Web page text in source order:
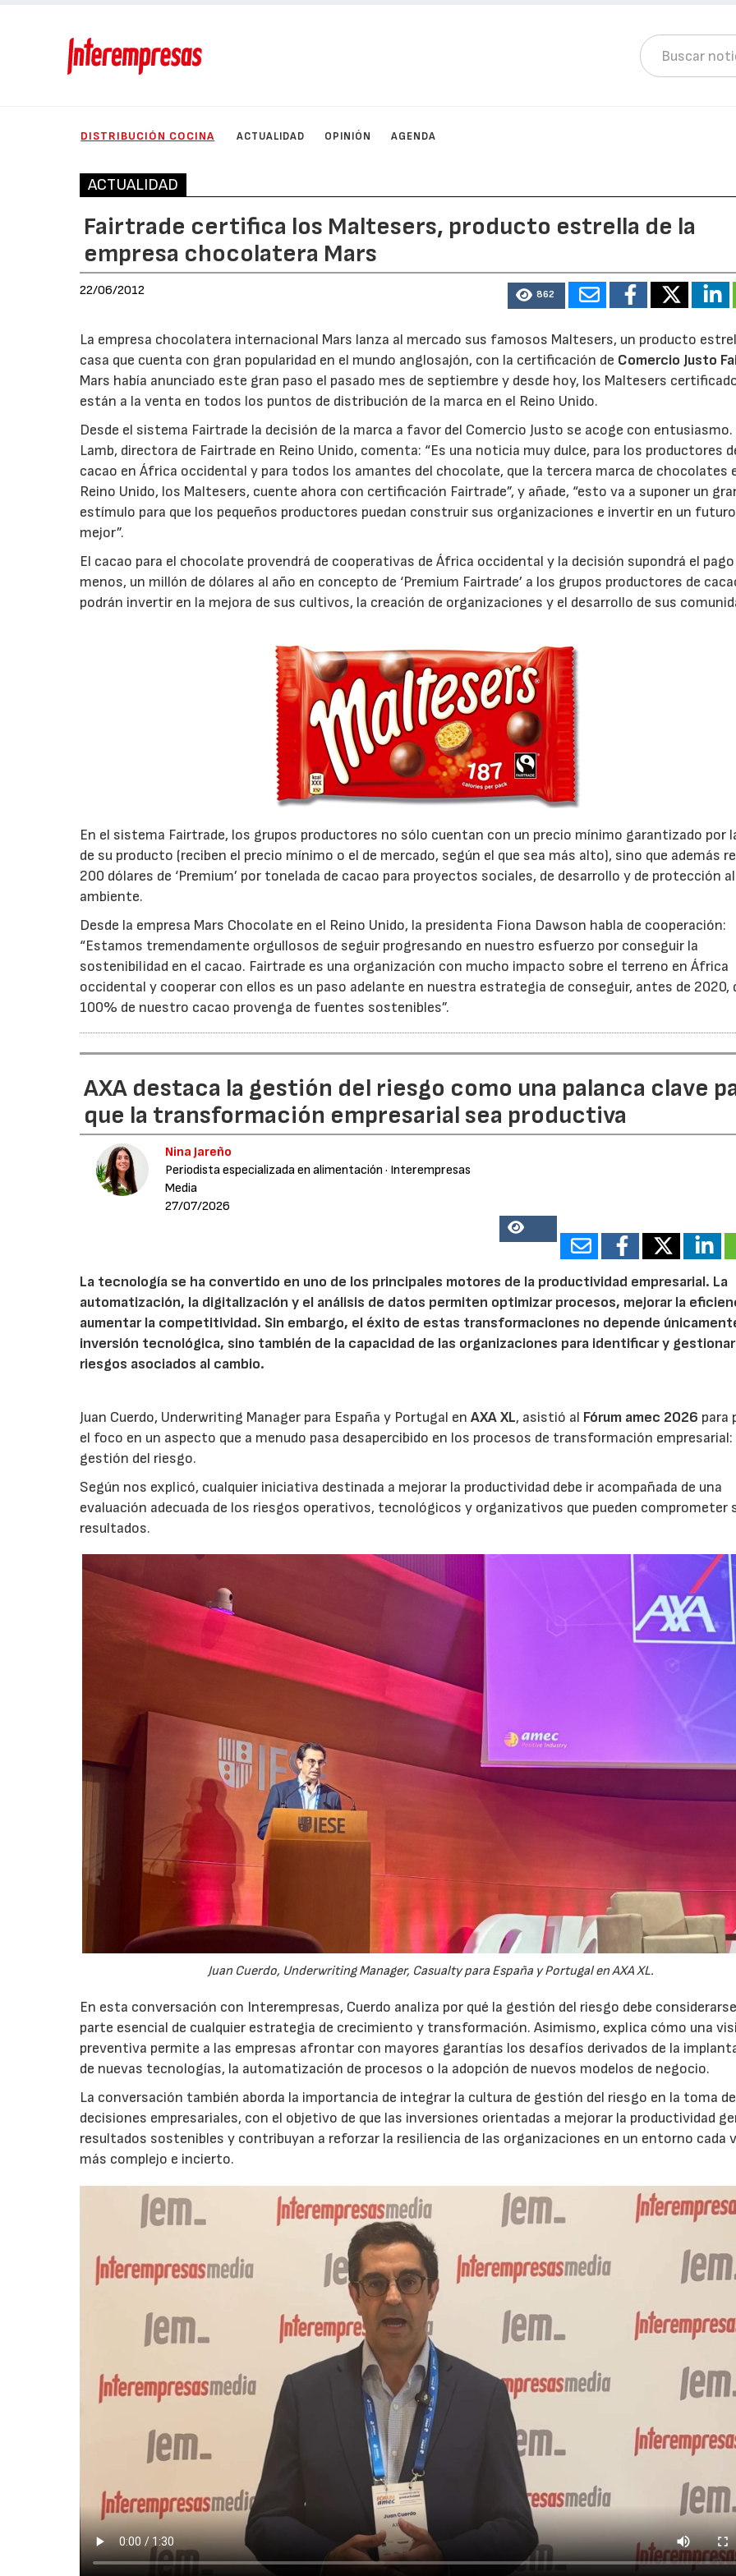
DISTRIBUCIÓN COCINA ACTUALIDAD OPINIÓN AGENDA
ACTUALIDAD
Fairtrade certifica los Maltesers, producto estrella de la
empresa chocolatera Mars
22/06/2012 862
La empresa chocolatera internacional Mars lanza al mercado sus famosos Maltesers, un producto
casa que cuenta con gran popularidad en el mundo anglosajón, con la certificación de Comercio Justo
Mars había anunciado este gran paso el pasado mes de septiembre y desde hoy, los Maltesers
están a la venta en todos los puntos de distribución de la marca en el Reino Unido.
Desde el sistema Fairtrade la decisión de la marca a favor del Comercio Justo se acoge con
Lamb, directora de Fairtrade en Reino Unido, comenta: “Es una noticia muy dulce, para los productores
cacao en África occidental y para todos los amantes del chocolate, que la tercera marca de chocolates
Reino Unido, los Maltesers, cuente ahora con certificación Fairtrade”, y añade, “esto va a suponer un
estímulo para que los pequeños productores puedan construir sus organizaciones e invertir en un futuro
mejor”.
El cacao para el chocolate provendrá de cooperativas de África occidental y la decisión supondrá el pago
menos, un millón de dólares al año en concepto de ‘Premium Fairtrade’ a los grupos productores de
podrán invertir en la mejora de sus cultivos, la creación de organizaciones y el desarrollo de sus
En el sistema Fairtrade, los grupos productores no sólo cuentan con un precio mínimo garantizado por
de su producto (reciben el precio mínimo o el de mercado, según el que sea más alto), sino que además
200 dólares de ‘Premium’ por tonelada de cacao para proyectos sociales, de desarrollo y de protección
ambiente.
Desde la empresa Mars Chocolate en el Reino Unido, la presidenta Fiona Dawson habla de cooperación:
“Estamos tremendamente orgullosos de seguir progresando en nuestro esfuerzo por conseguir la
sostenibilidad en el cacao. Fairtrade es una organización con mucho impacto sobre el terreno en África
occidental y cooperar con ellos es un paso adelante en nuestra estrategia de conseguir, antes de 2020,
100% de nuestro cacao provenga de fuentes sostenibles”.
AXA destaca la gestión del riesgo como una palanca clave
que la transformación empresarial sea productiva
Nina Jareño
Periodista especializada en alimentación · Interempresas
Media
27/07/2026
13878
La tecnología se ha convertido en uno de los principales motores de la productividad empresarial. La
automatización, la digitalización y el análisis de datos permiten optimizar procesos, mejorar la
aumentar la competitividad. Sin embargo, el éxito de estas transformaciones no depende
inversión tecnológica, sino también de la capacidad de las organizaciones para identificar y
riesgos asociados al cambio.
Juan Cuerdo, Underwriting Manager para España y Portugal enAXA XL, asistió al Fórum amec 2026 para
el foco en un aspecto que a menudo pasa desapercibido en los procesos de transformación empresarial:
gestión del riesgo.
Según nos explicó, cualquier iniciativa destinada a mejorar la productividad debe ir acompañada de una
evaluación adecuada de los riesgos operativos, tecnológicos y organizativos que pueden comprometer
resultados.
Juan Cuerdo, Underwriting Manager, Casualty para España y Portugal en AXA XL.
En esta conversación con Interempresas, Cuerdo analiza por qué la gestión del riesgo debe
parte esencial de cualquier estrategia de crecimiento y transformación. Asimismo, explica cómo una
preventiva permite a las empresas afrontar con mayores garantías los desafíos derivados de la
de nuevas tecnologías, la automatización de procesos o la adopción de nuevos modelos de negocio.
La conversación también aborda la importancia de integrar la cultura de gestión del riesgo en la toma de
decisiones empresariales, con el objetivo de que las inversiones orientadas a mejorar la productividad
resultados sostenibles y contribuyan a reforzar la resiliencia de las organizaciones en un entorno cada
más complejo e incierto.